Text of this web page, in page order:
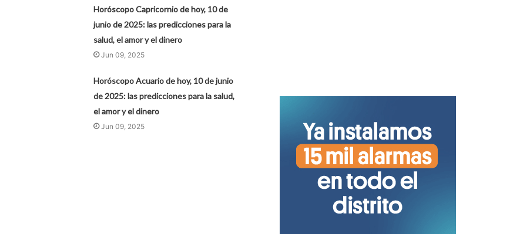
Horóscopo Capricornio de hoy, 10 de
junio de 2025: las predicciones para la
salud, el amor y el dinero
Jun 09, 2025
Horóscopo Acuario de hoy, 10 de junio
de 2025: las predicciones para la salud,
el amor y el dinero
Jun 09, 2025